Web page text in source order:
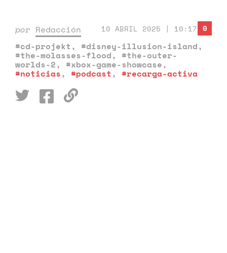
por Redacción 10 ABRIL 2025 | 10:17
#cd-projekt, #disney-illusion-island,
#the-molasses-flood, #the-outer-
worlds-2, #xbox-game-showcase,
#noticias, #podcast, #recarga-activa
0